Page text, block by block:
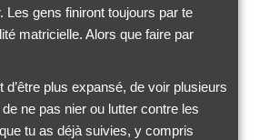
Les gens finiront toujours par te
matricielle. Alors que faire par
d’être plus expansé, de voir plusieurs
ne pas nier ou lutter contre les
tu as déjà suivies, y compris